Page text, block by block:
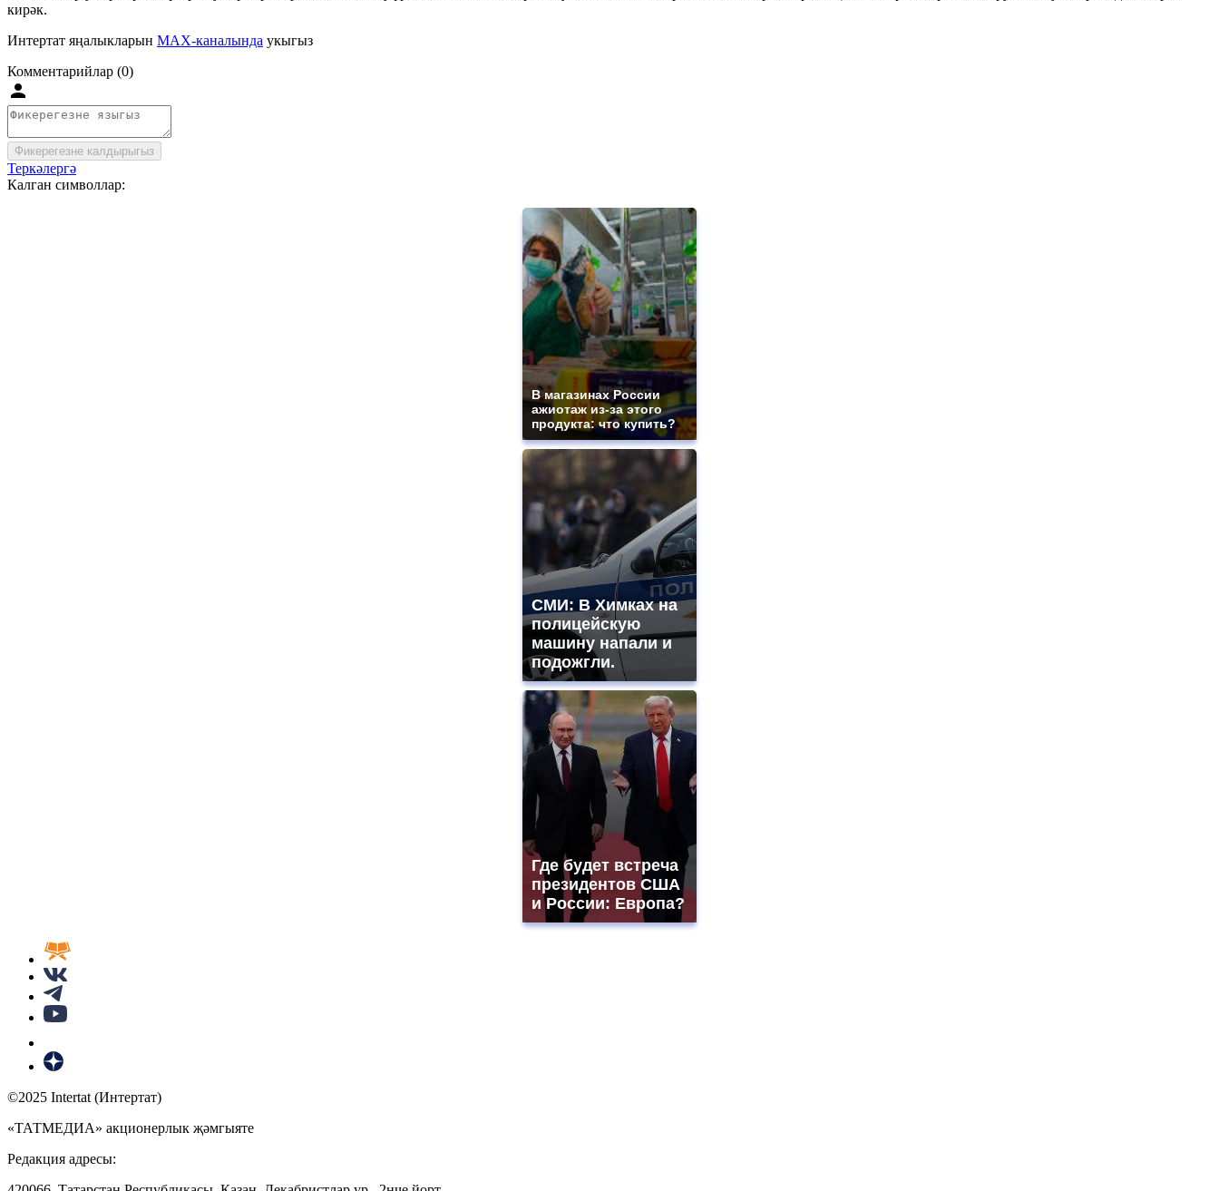
кирәк.
Интертат яңалыкларын MAX-каналында укыгыз
Комментарийлар (0)
Фикерегезне калдырыгыз
Теркәлергә
Калган символлар:
В магазинах России
ажиотаж из-за этого
продукта: что купить?
СМИ: В Химках на
полицейскую
машину напали и
подожгли.
Где будет встреча
президентов США
и России: Европа?
©2025 Intertat (Интертат)
«ТАТМЕДИА» акционерлык җәмгыяте
Редакция адресы: